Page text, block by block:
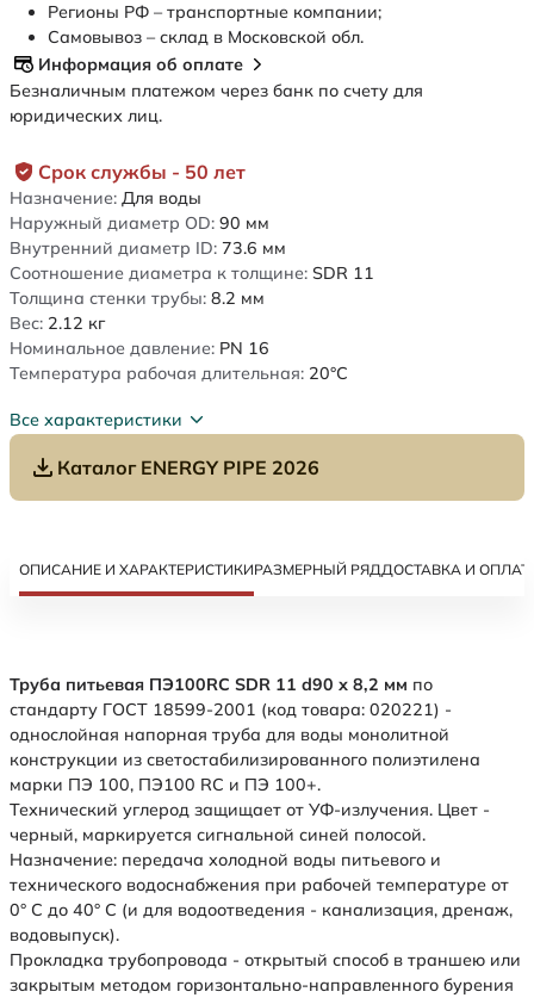
Срок службы - 50 лет
Назначение: Для воды
Наружный диаметр OD: 90 мм
Внутренний диаметр ID: 73.6 мм
Соотношение диаметра к толщине: SDR 11
Толщина стенки трубы: 8.2 мм
Вес: 2.12 кг
Номинальное давление: PN 16
Температура рабочая длительная: 20°C
Все характеристики
Каталог ENERGY PIPE 2026
Регионы РФ – транспортные компании;
Самовывоз – склад в Московской обл.
Информация об оплате
Безналичным платежом через банк по счету для
юридических лиц.
ОПИСАНИЕ И ХАРАКТЕРИСТИКИРАЗМЕРНЫЙ РЯДДОСТАВКА И
Труба питьевая ПЭ100RC SDR 11 d90 х 8,2 мм по
стандарту ГОСТ 18599-2001 (код товара: 020221) -
однослойная напорная труба для воды монолитной
конструкции из светостабилизированного полиэтилена
марки ПЭ 100, ПЭ100 RC и ПЭ 100+.
Технический углерод защищает от УФ-излучения. Цвет -
черный, маркируется сигнальной синей полосой.
Назначение: передача холодной воды питьевого и
технического водоснабжения при рабочей температуре от
0° С до 40° С (и для водоотведения - канализация, дренаж,
водовыпуск).
Прокладка трубопровода - открытый способ в траншею или
закрытым методом горизонтально-направленного бурения